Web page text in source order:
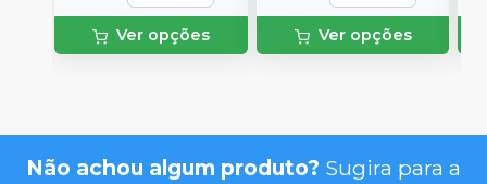
Ver opções Ver opções
Não achou algum produto? Sugira para a